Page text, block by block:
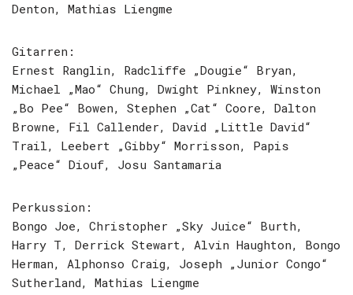
Denton, Mathias Liengme
Gitarren:
Ernest Ranglin, Radcliffe „Dougie“ Bryan,
Michael „Mao“ Chung, Dwight Pinkney, Winston
„Bo Pee“ Bowen, Stephen „Cat“ Coore, Dalton
Browne, Fil Callender, David „Little David“
Trail, Leebert „Gibby“ Morrisson, Papis
„Peace“ Diouf, Josu Santamaria
Perkussion:
Bongo Joe, Christopher „Sky Juice“ Burth,
Harry T, Derrick Stewart, Alvin Haughton, Bongo
Herman, Alphonso Craig, Joseph „Junior Congo“
Sutherland, Mathias Liengme